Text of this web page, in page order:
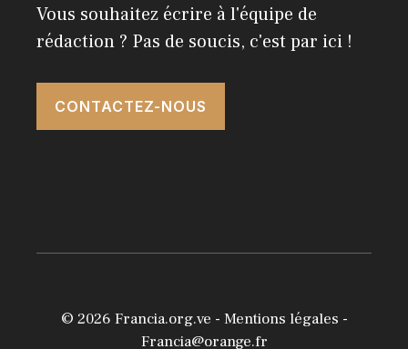
Vous souhaitez écrire à l'équipe de
rédaction ? Pas de soucis, c'est par ici !
CONTACTEZ-NOUS
© 2026 Francia.org.ve - Mentions légales -
Francia@orange.fr